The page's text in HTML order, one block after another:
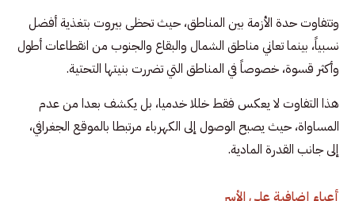
وتتفاوت حدة الأزمة بين المناطق، حيث تحظى بيروت بتغذية أفضل
نسبياً، بينما تعاني مناطق الشمال والبقاع والجنوب من انقطاعات أطول
وأكثر قسوة، خصوصاً في المناطق التي تضررت بنيتها التحتية.
هذا التفاوت لا يعكس فقط خللا خدميا، بل يكشف بعدا من عدم
المساواة، حيث يصبح الوصول إلى الكهرباء مرتبطا بالموقع الجغرافي،
إلى جانب القدرة المادية.